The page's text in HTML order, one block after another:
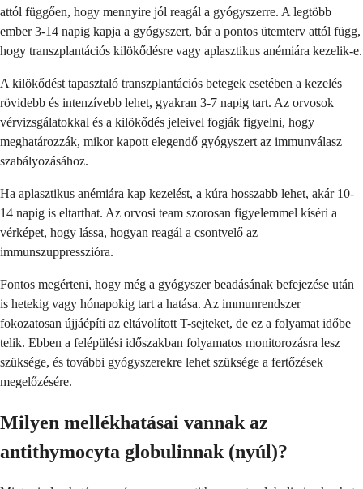
attól függően, hogy mennyire jól reagál a gyógyszerre. A legtöbb
ember 3-14 napig kapja a gyógyszert, bár a pontos ütemterv attól függ,
hogy transzplantációs kilökődésre vagy aplasztikus anémiára kezelik-e.
A kilökődést tapasztaló transzplantációs betegek esetében a kezelés
rövidebb és intenzívebb lehet, gyakran 3-7 napig tart. Az orvosok
vérvizsgálatokkal és a kilökődés jeleivel fogják figyelni, hogy
meghatározzák, mikor kapott elegendő gyógyszert az immunválasz
szabályozásához.
Ha aplasztikus anémiára kap kezelést, a kúra hosszabb lehet, akár 10-
14 napig is eltarthat. Az orvosi team szorosan figyelemmel kíséri a
vérképet, hogy lássa, hogyan reagál a csontvelő az
immunszuppresszióra.
Fontos megérteni, hogy még a gyógyszer beadásának befejezése után
is hetekig vagy hónapokig tart a hatása. Az immunrendszer
fokozatosan újjáépíti az eltávolított T-sejteket, de ez a folyamat időbe
telik. Ebben a felépülési időszakban folyamatos monitorozásra lesz
szüksége, és további gyógyszerekre lehet szüksége a fertőzések
megelőzésére.
Milyen mellékhatásai vannak az
antithymocyta globulinnak (nyúl)?